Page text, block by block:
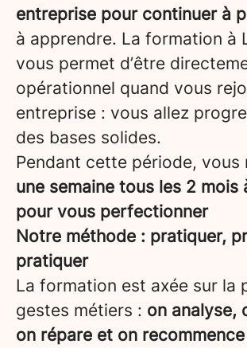
entreprise pour continuer à
à apprendre. La formation à
vous permet d’être
opérationnel quand vous
entreprise : vous allez
des bases solides.
Pendant cette période, vous
une semaine tous les 2 mois
pour vous perfectionner
Notre méthode : pratiquer,
pratiquer
La formation est axée sur la
gestes métiers : on analyse,
on répare et on recommence